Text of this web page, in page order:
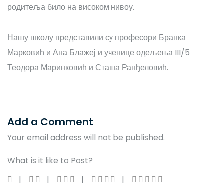
родитеља било на високом нивоу.
Нашу школу представили су професори Бранка
Марковић и Ана Блажеј и ученице одељења III/5
Теодора Маринковић и Сташа Ранђеловић.
Add a Comment
Your email address will not be published.
What is it like to Post?